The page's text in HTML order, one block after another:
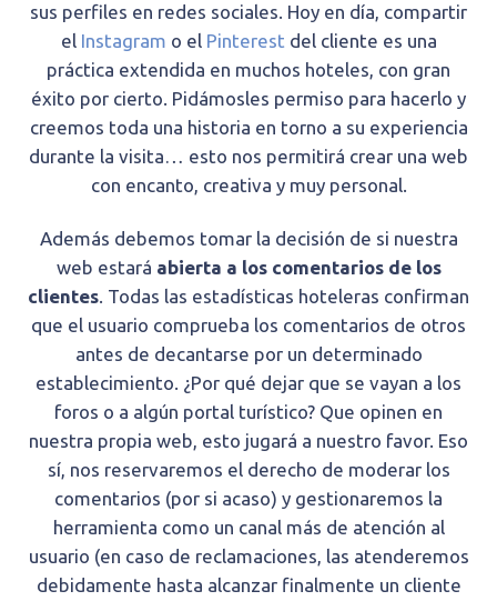
sus perfiles en redes sociales. Hoy en día, compartir
el Instagram o el Pinterest del cliente es una
práctica extendida en muchos hoteles, con gran
éxito por cierto. Pidámosles permiso para hacerlo y
creemos toda una historia en torno a su experiencia
durante la visita… esto nos permitirá crear una web
con encanto, creativa y muy personal.
Además debemos tomar la decisión de si nuestra
web estará abierta a los comentarios de los
clientes. Todas las estadísticas hoteleras confirman
que el usuario comprueba los comentarios de otros
antes de decantarse por un determinado
establecimiento. ¿Por qué dejar que se vayan a los
foros o a algún portal turístico? Que opinen en
nuestra propia web, esto jugará a nuestro favor. Eso
sí, nos reservaremos el derecho de moderar los
comentarios (por si acaso) y gestionaremos la
herramienta como un canal más de atención al
usuario (en caso de reclamaciones, las atenderemos
debidamente hasta alcanzar finalmente un cliente